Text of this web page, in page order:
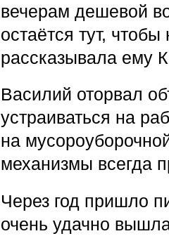
вечерам дешевой
остаётся тут,
рассказывала ему
Василий оторвал
устраиваться на
на
механизмы всегда
Через год пришло
очень удачно